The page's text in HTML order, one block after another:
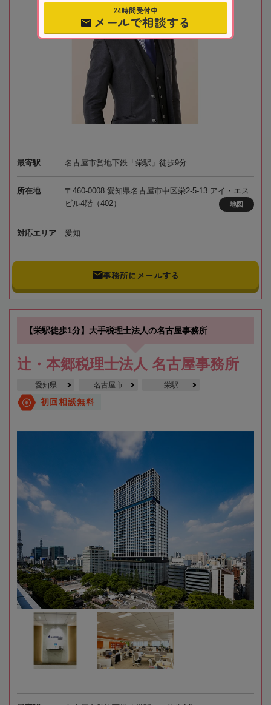
最寄駅 名古屋市営地下鉄「栄駅」徒歩9分
所在地
〒460-0008 愛知県名古屋市中区栄2-5-13 アイ・エス
ビル4階（402）
地図
対応エリア 愛知
事務所にメールする
【栄駅徒歩1分】大手税理士法人の名古屋事務所
辻・本郷税理士法人 名古屋事務所
愛知県 名古屋市 栄駅
初回相談無料
24時間受付中
メールで相談する